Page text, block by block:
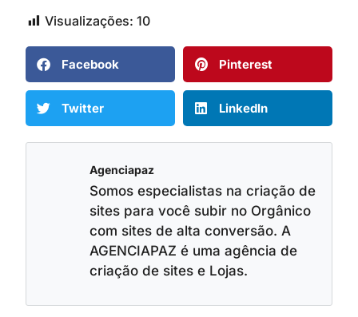
Visualizações: 10
Facebook Pinterest
Twitter LinkedIn
Agenciapaz
Somos especialistas na criação de
sites para você subir no Orgânico
com sites de alta conversão. A
AGENCIAPAZ é uma agência de
criação de sites e Lojas.